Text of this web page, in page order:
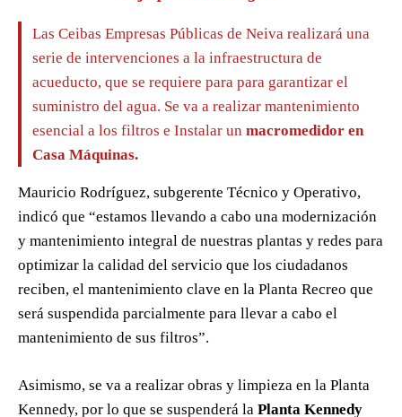
Las Ceibas Empresas Públicas de Neiva realizará una
serie de intervenciones a la infraestructura de
acueducto, que se requiere para para garantizar el
suministro del agua. Se va a realizar mantenimiento
esencial a los filtros e Instalar un macromedidor en
Casa Máquinas.
Mauricio Rodríguez, subgerente Técnico y Operativo,
indicó que “estamos llevando a cabo una modernización
y mantenimiento integral de nuestras plantas y redes para
optimizar la calidad del servicio que los ciudadanos
reciben, el mantenimiento clave en la Planta Recreo que
será suspendida parcialmente para llevar a cabo el
mantenimiento de sus filtros”.
Asimismo, se va a realizar obras y limpieza en la Planta
Kennedy, por lo que se suspenderá la Planta Kennedy